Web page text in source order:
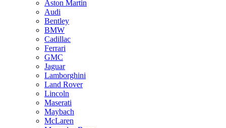
Aston Martin
Audi
Bentley
BMW
Cadillac
Ferrari
GMC
Jaguar
Lamborghini
Land Rover
Lincoln
Maserati
Maybach
McLaren